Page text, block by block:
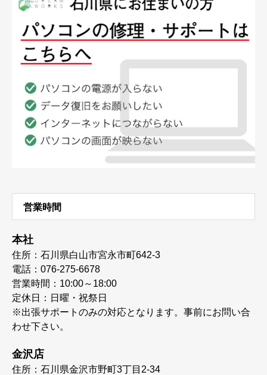
営業時間
本社
住所：石川県白山市宮永市町642-3
電話：076-275-6678
営業時間：10:00～18:00
定休日：日曜・祝祭日
※出張サポートのみの対応となります。事前にお問い合
わせ下さい。
金沢店
住所：石川県金沢市野町3丁目2-34